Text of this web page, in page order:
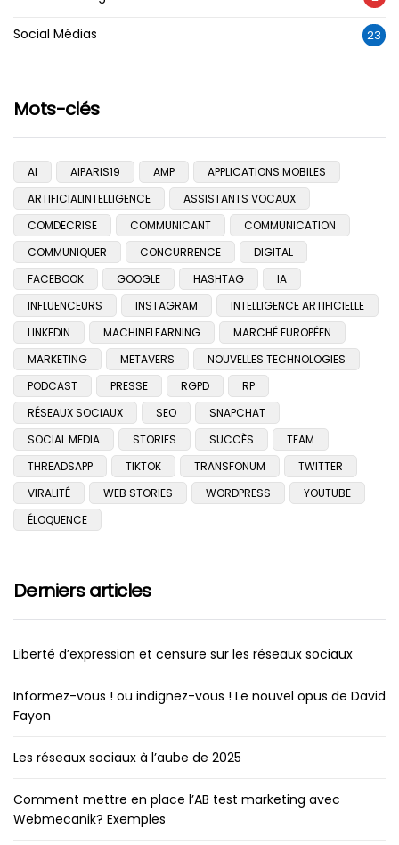
Social Médias 23
Mots-clés
AI AIPARIS19 AMP
APPLICATIONS MOBILES
ARTIFICIALINTELLIGENCE
ASSISTANTS VOCAUX
COMDECRISE
COMMUNICANT
COMMUNICATION
COMMUNIQUER
CONCURRENCE
DIGITAL
FACEBOOK
GOOGLE HASHTAG
IA
INFLUENCEURS
INSTAGRAM
INTELLIGENCE ARTIFICIELLE
LINKEDIN
MACHINELEARNING
MARCHÉ EUROPÉEN
MARKETING
METAVERS
NOUVELLES TECHNOLOGIES
PODCAST
PRESSE RGPD
RP
RÉSEAUX SOCIAUX
SEO
SNAPCHAT
SOCIAL MEDIA
STORIES SUCCÈS
TEAM
THREADSAPP
TIKTOK TRANSFONUM
TWITTER
VIRALITÉ
WEB STORIES WORDPRESS
YOUTUBE
ÉLOQUENCE
Derniers articles
Liberté d’expression et censure sur les réseaux sociaux
Informez-vous ! ou indignez-vous ! Le nouvel opus de David
Fayon
Les réseaux sociaux à l’aube de 2025
Comment mettre en place l’AB test marketing avec
Webmecanik? Exemples